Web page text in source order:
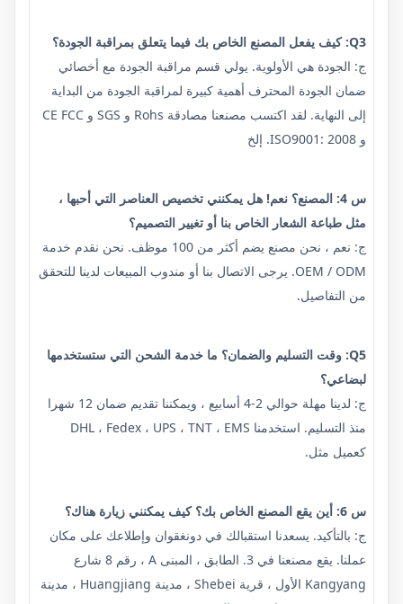
Q3: كيف يفعل المصنع الخاص بك فيما يتعلق بمراقبة الجودة؟
ج: الجودة هي الأولوية. يولي قسم مراقبة الجودة مع أخصائي
ضمان الجودة المحترف أهمية كبيرة لمراقبة الجودة من البداية
إلى النهاية. لقد اكتسب مصنعنا مصادقة Rohs و SGS و CE FCC
و ISO9001: 2008. إلخ
س 4: المصنع؟ نعم! هل يمكنني تخصيص العناصر التي أحبها ،
مثل طباعة الشعار الخاص بنا أو تغيير التصميم؟
ج: نعم ، نحن مصنع يضم أكثر من 100 موظف. نحن نقدم خدمة
OEM / ODM. يرجى الاتصال بنا أو مندوب المبيعات لدينا للتحقق
من التفاصيل.
Q5: وقت التسليم والضمان؟ ما خدمة الشحن التي ستستخدمها
لبضاعي؟
ج: لدينا مهلة حوالي 2-4 أسابيع ، ويمكننا تقديم ضمان 12 شهرا
منذ التسليم. استخدمنا DHL ، Fedex ، UPS ، TNT ، EMS
كعميل مثل.
س 6: أين يقع المصنع الخاص بك؟ كيف يمكنني زيارة هناك؟
ج: بالتأكيد. يسعدنا استقبالك في دونغقوان وإطلاعك على مكان
عملنا. يقع مصنعنا في 3. الطابق ، المبنى A ، رقم 8 شارع
Kangyang الأول ، قرية Shebei ، مدينة Huangjiang ، مدينة